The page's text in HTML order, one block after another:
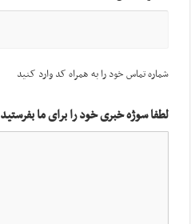
شماره تماس خود را به همراه کد وارد کنید
لطفا سوژه خبری خود را برای ما بفرستید